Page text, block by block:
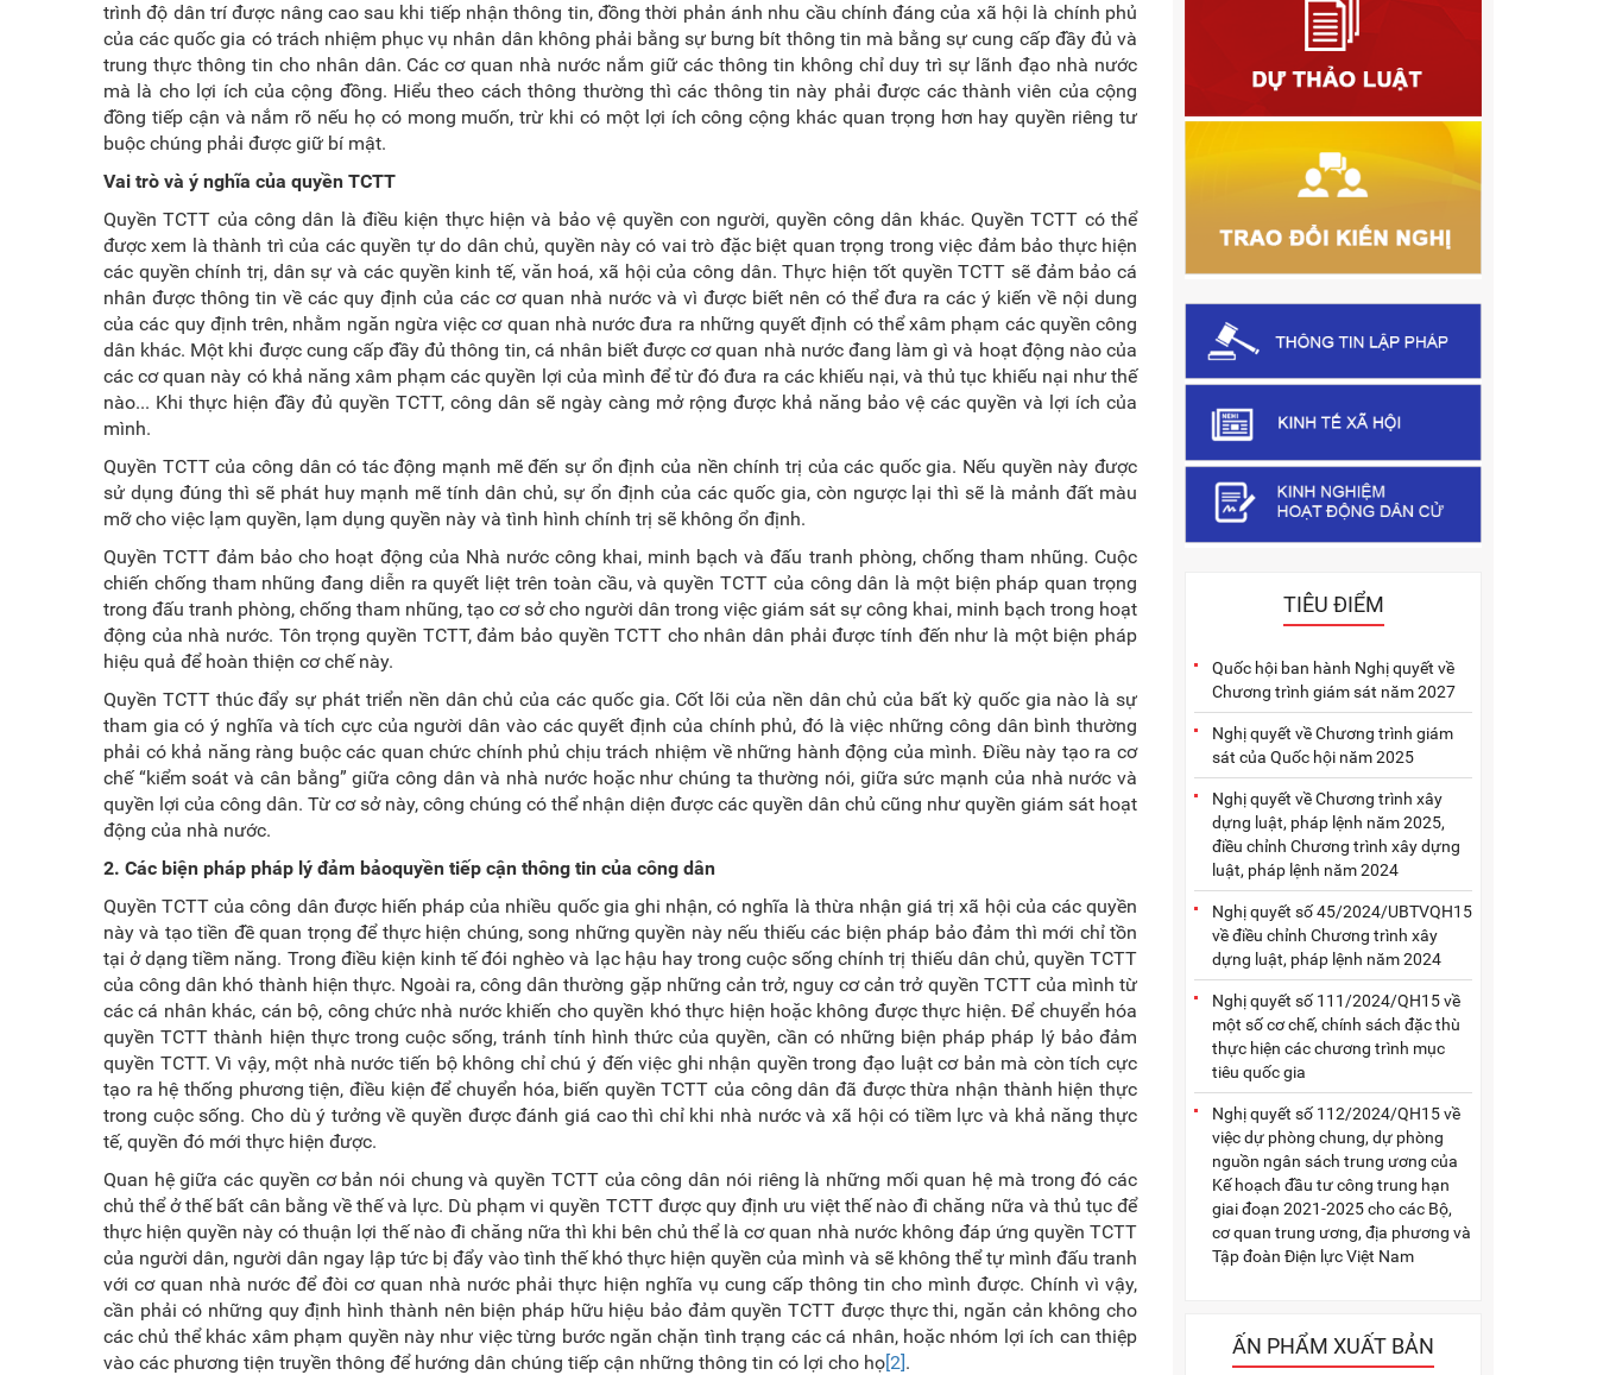
trình độ dân trí được nâng cao sau khi tiếp nhận thông tin, đồng thời phản ánh nhu cầu chính đáng của xã hội là chính phủ
của các quốc gia có trách nhiệm phục vụ nhân dân không phải bằng sự bưng bít thông tin mà bằng sự cung cấp đầy đủ và
trung thực thông tin cho nhân dân. Các cơ quan nhà nước nắm giữ các thông tin không chỉ duy trì sự lãnh đạo nhà nước
mà là cho lợi ích của cộng đồng. Hiểu theo cách thông thường thì các thông tin này phải được các thành viên của cộng
đồng tiếp cận và nắm rõ nếu họ có mong muốn, trừ khi có một lợi ích công cộng khác quan trọng hơn hay quyền riêng tư
buộc chúng phải được giữ bí mật.
Vai trò và ý nghĩa của quyền TCTT
Quyền TCTT của công dân là điều kiện thực hiện và bảo vệ quyền con người, quyền công dân khác. Quyền TCTT có thể
được xem là thành trì của các quyền tự do dân chủ, quyền này có vai trò đặc biệt quan trọng trong việc đảm bảo thực hiện
các quyền chính trị, dân sự và các quyền kinh tế, văn hoá, xã hội của công dân. Thực hiện tốt quyền TCTT sẽ đảm bảo cá
nhân được thông tin về các quy định của các cơ quan nhà nước và vì được biết nên có thể đưa ra các ý kiến về nội dung
của các quy định trên, nhằm ngăn ngừa việc cơ quan nhà nước đưa ra những quyết định có thể xâm phạm các quyền công
dân khác. Một khi được cung cấp đầy đủ thông tin, cá nhân biết được cơ quan nhà nước đang làm gì và hoạt động nào của
các cơ quan này có khả năng xâm phạm các quyền lợi của mình để từ đó đưa ra các khiếu nại, và thủ tục khiếu nại như thế
nào... Khi thực hiện đầy đủ quyền TCTT, công dân sẽ ngày càng mở rộng được khả năng bảo vệ các quyền và lợi ích của
mình.
Quyền TCTT của công dân có tác động mạnh mẽ đến sự ổn định của nền chính trị của các quốc gia. Nếu quyền này được
sử dụng đúng thì sẽ phát huy mạnh mẽ tính dân chủ, sự ổn định của các quốc gia, còn ngược lại thì sẽ là mảnh đất màu
mỡ cho việc lạm quyền, lạm dụng quyền này và tình hình chính trị sẽ không ổn định.
Quyền TCTT đảm bảo cho hoạt động của Nhà nước công khai, minh bạch và đấu tranh phòng, chống tham nhũng. Cuộc
chiến chống tham nhũng đang diễn ra quyết liệt trên toàn cầu, và quyền TCTT của công dân là một biện pháp quan trọng
trong đấu tranh phòng, chống tham nhũng, tạo cơ sở cho người dân trong việc giám sát sự công khai, minh bạch trong hoạt
động của nhà nước. Tôn trọng quyền TCTT, đảm bảo quyền TCTT cho nhân dân phải được tính đến như là một biện pháp
hiệu quả để hoàn thiện cơ chế này.
Quyền TCTT thúc đẩy sự phát triển nền dân chủ của các quốc gia. Cốt lõi của nền dân chủ của bất kỳ quốc gia nào là sự
tham gia có ý nghĩa và tích cực của người dân vào các quyết định của chính phủ, đó là việc những công dân bình thường
phải có khả năng ràng buộc các quan chức chính phủ chịu trách nhiệm về những hành động của mình. Điều này tạo ra cơ
chế “kiểm soát và cân bằng” giữa công dân và nhà nước hoặc như chúng ta thường nói, giữa sức mạnh của nhà nước và
quyền lợi của công dân. Từ cơ sở này, công chúng có thể nhận diện được các quyền dân chủ cũng như quyền giám sát hoạt
động của nhà nước.
2. Các biện pháp pháp lý đảm bảoquyền tiếp cận thông tin của công dân
Quyền TCTT của công dân được hiến pháp của nhiều quốc gia ghi nhận, có nghĩa là thừa nhận giá trị xã hội của các quyền
này và tạo tiền đề quan trọng để thực hiện chúng, song những quyền này nếu thiếu các biện pháp bảo đảm thì mới chỉ tồn
tại ở dạng tiềm năng. Trong điều kiện kinh tế đói nghèo và lạc hậu hay trong cuộc sống chính trị thiếu dân chủ, quyền TCTT
của công dân khó thành hiện thực. Ngoài ra, công dân thường gặp những cản trở, nguy cơ cản trở quyền TCTT của mình từ
các cá nhân khác, cán bộ, công chức nhà nước khiến cho quyền khó thực hiện hoặc không được thực hiện. Để chuyển hóa
quyền TCTT thành hiện thực trong cuộc sống, tránh tính hình thức của quyền, cần có những biện pháp pháp lý bảo đảm
quyền TCTT. Vì vậy, một nhà nước tiến bộ không chỉ chú ý đến việc ghi nhận quyền trong đạo luật cơ bản mà còn tích cực
tạo ra hệ thống phương tiện, điều kiện để chuyển hóa, biến quyền TCTT của công dân đã được thừa nhận thành hiện thực
trong cuộc sống. Cho dù ý tưởng về quyền được đánh giá cao thì chỉ khi nhà nước và xã hội có tiềm lực và khả năng thực
tế, quyền đó mới thực hiện được.
Quan hệ giữa các quyền cơ bản nói chung và quyền TCTT của công dân nói riêng là những mối quan hệ mà trong đó các
chủ thể ở thế bất cân bằng về thế và lực. Dù phạm vi quyền TCTT được quy định ưu việt thế nào đi chăng nữa và thủ tục để
thực hiện quyền này có thuận lợi thế nào đi chăng nữa thì khi bên chủ thể là cơ quan nhà nước không đáp ứng quyền TCTT
của người dân, người dân ngay lập tức bị đẩy vào tình thế khó thực hiện quyền của mình và sẽ không thể tự mình đấu tranh
với cơ quan nhà nước để đòi cơ quan nhà nước phải thực hiện nghĩa vụ cung cấp thông tin cho mình được. Chính vì vậy,
cần phải có những quy định hình thành nên biện pháp hữu hiệu bảo đảm quyền TCTT được thực thi, ngăn cản không cho
các chủ thể khác xâm phạm quyền này như việc từng bước ngăn chặn tình trạng các cá nhân, hoặc nhóm lợi ích can thiệp
vào các phương tiện truyền thông để hướng dân chúng tiếp cận những thông tin có lợi cho họ[2].
TIÊU ĐIỂM
Quốc hội ban hành Nghị quyết về
Chương trình giám sát năm 2027
Nghị quyết về Chương trình giám
sát của Quốc hội năm 2025
Nghị quyết về Chương trình xây
dựng luật, pháp lệnh năm 2025,
điều chỉnh Chương trình xây dựng
luật, pháp lệnh năm 2024
Nghị quyết số 45/2024/UBTVQH15
về điều chỉnh Chương trình xây
dựng luật, pháp lệnh năm 2024
Nghị quyết số 111/2024/QH15 về
một số cơ chế, chính sách đặc thù
thực hiện các chương trình mục
tiêu quốc gia
Nghị quyết số 112/2024/QH15 về
việc dự phòng chung, dự phòng
nguồn ngân sách trung ương của
Kế hoạch đầu tư công trung hạn
giai đoạn 2021-2025 cho các Bộ,
cơ quan trung ương, địa phương và
Tập đoàn Điện lực Việt Nam
ẤN PHẨM XUẤT BẢN